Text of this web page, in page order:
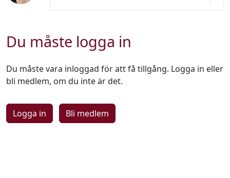
Du måste logga in
Du måste vara inloggad för att få tillgång. Logga in eller
bli medlem, om du inte är det.
Logga in